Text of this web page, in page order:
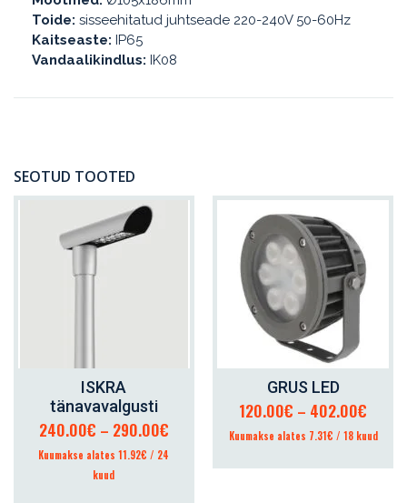
Toide: sisseehitatud juhtseade 220-240V 50-60Hz
Kaitseaste: IP65
Vandaalikindlus: IK08
SEOTUD TOOTED
VALI
ISKRA
tänavavalgusti
240.00€ – 290.00€Hinnavahemik:
240.00€
Kuumakse alates 11.92€ / 24
kuud
VALI
GRUS LED
120.00€ – 402.00€
Kuumakse alates 7.31€ / 18 kuud